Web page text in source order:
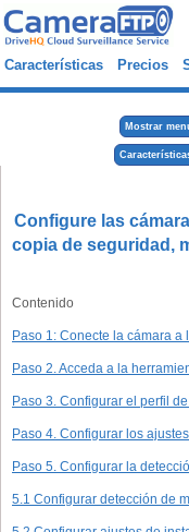
Características Precios
Mostrar
Configure las
copia de seguridad,
Contenido
Paso 1: Conecte la cámara
Paso 2. Acceda a la
Paso 3. Configurar el perfil
Paso 4. Configurar los
Paso 5. Configurar la
5.1 Configurar detección de